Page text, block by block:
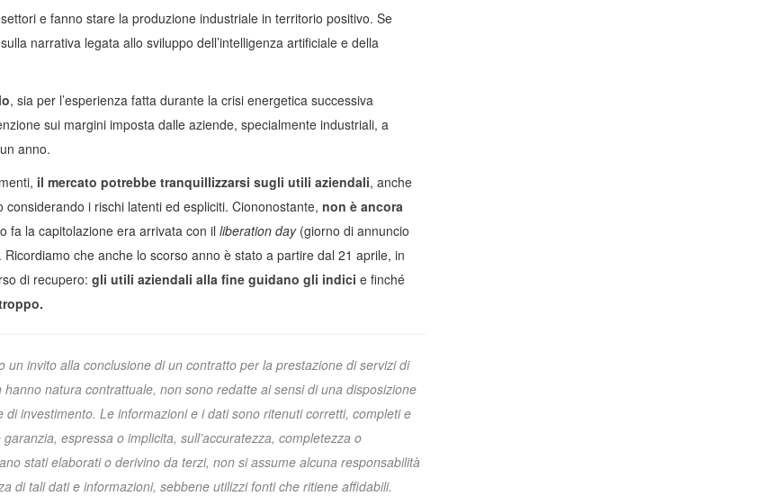
e fanno stare la produzione industriale in territorio positivo. Se
narrativa legata allo sviluppo dell’intelligenza artificiale e della
, sia per l’esperienza fatta durante la crisi energetica successiva
sui margini imposta dalle aziende, specialmente industriali, a
anno.
il mercato potrebbe tranquillizzarsi sugli utili aziendali, anche
i rischi latenti ed espliciti. Ciononostante, non è ancora
fa la capitolazione era arrivata con il liberation day(giorno di annuncio
che anche lo scorso anno è stato a partire dal 21 aprile, in
di recupero: gli utili aziendali alla fine guidano gli indici e finché
invito alla conclusione di un contratto per la prestazione di servizi di
natura contrattuale, non sono redatte ai sensi di una disposizione
investimento. Le informazioni e i dati sono ritenuti corretti, completi e
espressa o implicita, sull’accuratezza, completezza o
stati elaborati o derivino da terzi, non si assume alcuna responsabilità
di tali dati e informazioni, sebbene utilizzi fonti che ritiene affidabili.